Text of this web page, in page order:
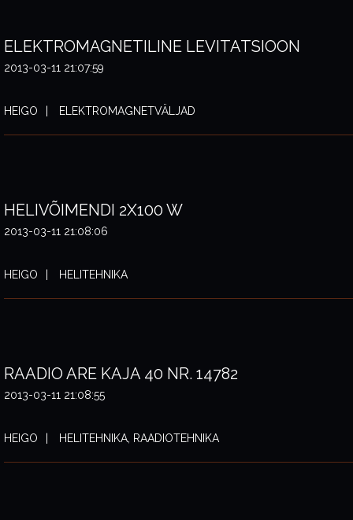
ELEKTROMAGNETILINE LEVITATSIOON
2013-03-11 21:07:59
HEIGO ELEKTROMAGNETVÄLJAD
HELIVÕIMENDI 2X100 W
2013-03-11 21:08:06
HEIGO HELITEHNIKA
RAADIO ARE KAJA 40 NR. 14782
2013-03-11 21:08:55
HEIGO HELITEHNIKA, RAADIOTEHNIKA